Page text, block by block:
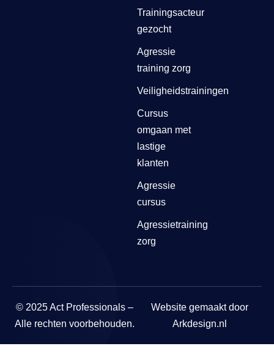
Trainingsacteur
gezocht
Agressie
training zorg
Veiligheidstrainingen
Cursus
omgaan met
lastige
klanten
Agressie
cursus
Agressietraining
zorg
© 2025 Act Professionals –
Alle rechten voorbehouden.
Website gemaakt door
Arkdesign.nl